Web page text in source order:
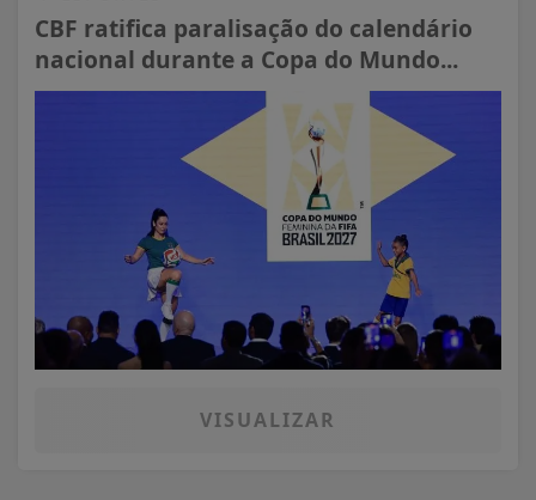
CBF ratifica paralisação do calendário
nacional durante a Copa do Mundo...
VISUALIZAR